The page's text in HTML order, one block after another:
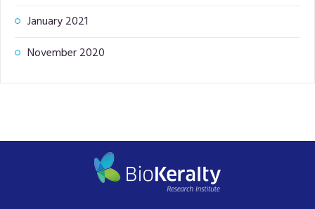
January 2021
November 2020